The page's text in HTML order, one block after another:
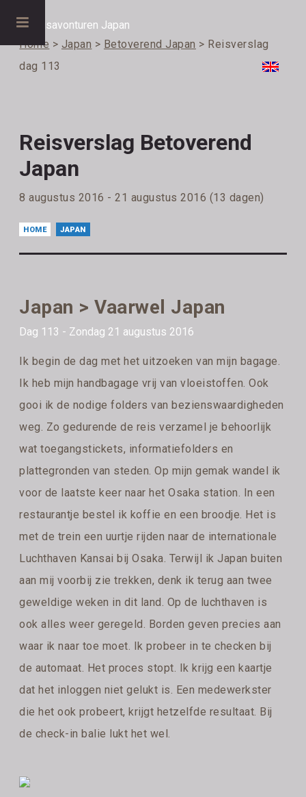
Home > Japan > Betoverend Japan > Reisverslag
dag 113
Reisverslag Betoverend
Japan
8 augustus 2016 - 21 augustus 2016 (13 dagen)
HOME JAPAN
Japan > Vaarwel Japan
Dag 113 - Zondag 21 augustus 2016
Ik begin de dag met het uitzoeken van mijn bagage.
Ik heb mijn handbagage vrij van vloeistoffen. Ook
gooi ik de nodige folders van bezienswaardigheden
weg. Zo gedurende de reis verzamel je behoorlijk
wat toegangstickets, informatiefolders en
plattegronden van steden. Op mijn gemak wandel ik
voor de laatste keer naar het Osaka station. In een
restaurantje bestel ik koffie en een broodje. Het is
met de trein een uurtje rijden naar de internationale
Luchthaven Kansai bij Osaka. Terwijl ik Japan buiten
aan mij voorbij zie trekken, denk ik terug aan twee
geweldige weken in dit land. Op de luchthaven is
ook alles weer geregeld. Borden geven precies aan
waar ik naar toe moet. Ik probeer in te checken bij
de automaat. Het proces stopt. Ik krijg een kaartje
dat het inloggen niet gelukt is. Een medewerkster
die het ook probeert, krijgt hetzelfde resultaat. Bij
de check-in balie lukt het wel.